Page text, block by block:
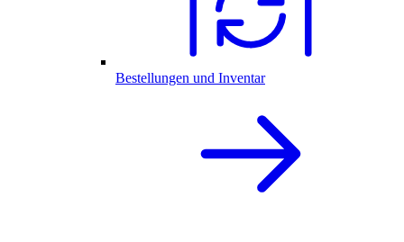
Bestellungen und Inventar